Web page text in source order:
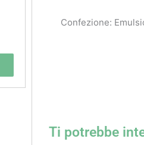
Confezione:
Ti potrebbe